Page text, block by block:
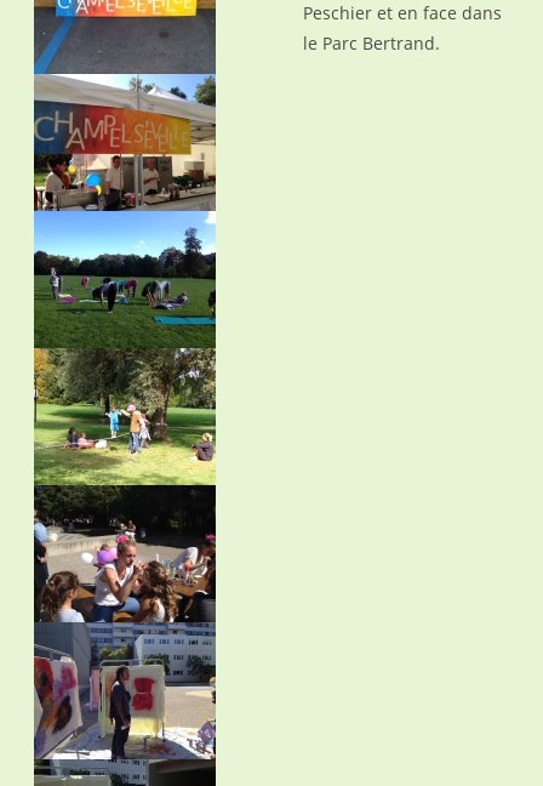
Peschier et en face dans
le Parc Bertrand.